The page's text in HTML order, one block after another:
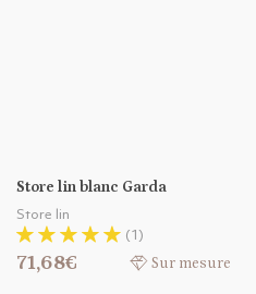
Store lin blanc Garda
Store lin
(1)
71,68€ Sur mesure